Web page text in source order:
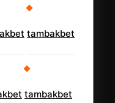
tambakbet
tambakbet